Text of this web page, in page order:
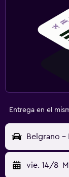
Entrega en el
Belgrano -
vie. 14/8